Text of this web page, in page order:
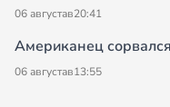
06 августав20:41
Американец
06 августав13:55